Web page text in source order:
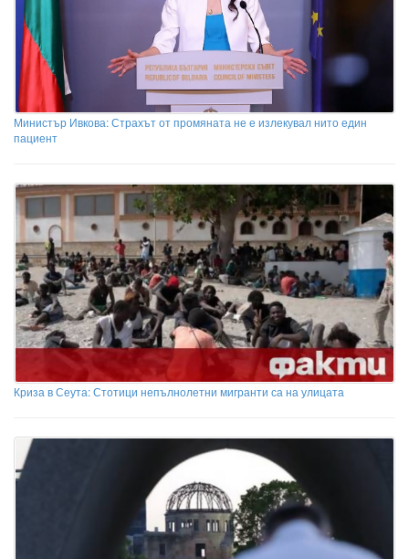
Министър Ивкова: Страхът от промяната не е излекувал нито един
пациент
Криза в Сеута: Стотици непълнолетни мигранти са на улицата